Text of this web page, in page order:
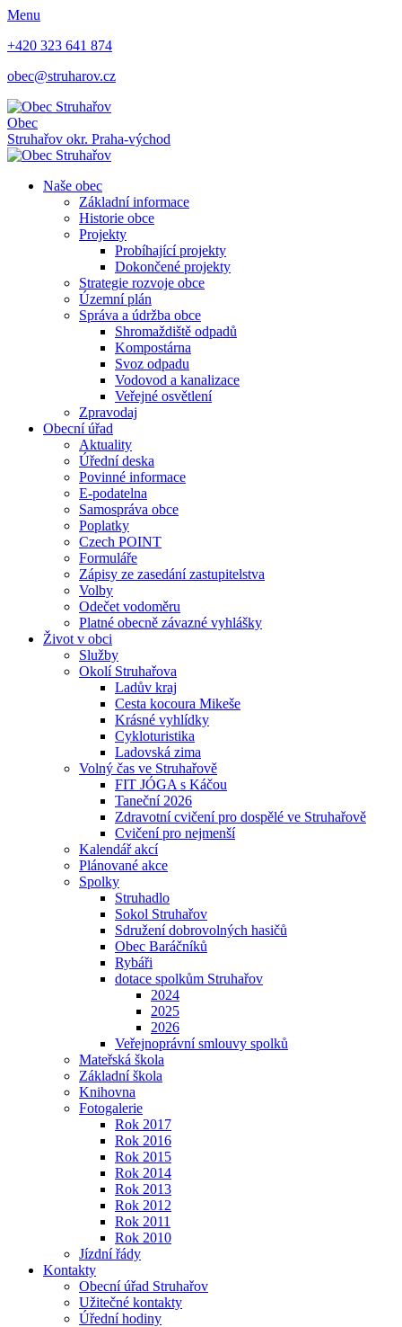
Menu
+420 323 641 874
obec@struharov.cz
Obec
Struhařov okr. Praha-východ
Naše obec
Základní informace
Historie obce
Projekty
Probíhající projekty
Dokončené projekty
Strategie rozvoje obce
Územní plán
Správa a údržba obce
Shromaždiště odpadů
Kompostárna
Svoz odpadu
Vodovod a kanalizace
Veřejné osvětlení
Zpravodaj
Obecní úřad
Aktuality
Úřední deska
Povinné informace
E-podatelna
Samospráva obce
Poplatky
Czech POINT
Formuláře
Zápisy ze zasedání zastupitelstva
Volby
Odečet vodoměru
Platné obecně závazné vyhlášky
Život v obci
Služby
Okolí Struhařova
Ladův kraj
Cesta kocoura Mikeše
Krásné vyhlídky
Cykloturistika
Ladovská zima
Volný čas ve Struhařově
FIT JÓGA s Káčou
Taneční 2026
Zdravotní cvičení pro dospělé ve Struhařově
Cvičení pro nejmenší
Kalendář akcí
Plánované akce
Spolky
Struhadlo
Sokol Struhařov
Sdružení dobrovolných hasičů
Obec Baráčníků
Rybáři
dotace spolkům Struhařov
2024
2025
2026
Veřejnoprávní smlouvy spolků
Mateřská škola
Základní škola
Knihovna
Fotogalerie
Rok 2017
Rok 2016
Rok 2015
Rok 2014
Rok 2013
Rok 2012
Rok 2011
Rok 2010
Jízdní řády
Kontakty
Obecní úřad Struhařov
Užitečné kontakty
Úřední hodiny